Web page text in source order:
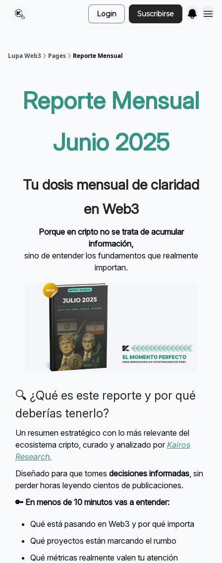
Login Suscribirse
Lupa Web3 Pages Reporte Mensual
Reporte Mensual
Junio 2025
Tu dosis mensual de claridad
en Web3
Porque en cripto no se trata de acumular
información,
sino de entender los fundamentos que realmente
importan.
🔍 ¿Qué es este reporte y por qué
deberías tenerlo?
Un resumen estratégico con lo más relevante del
ecosistema cripto, curado y analizado por Kairos
Research.
Diseñado para que tomes decisiones informadas , sin
perder horas leyendo cientos de publicaciones.
🔑 En menos de 10 minutos vas a entender:
Qué está pasando en Web3 y por qué importa
Qué proyectos están marcando el rumbo
Qué métricas realmente valen tu atención